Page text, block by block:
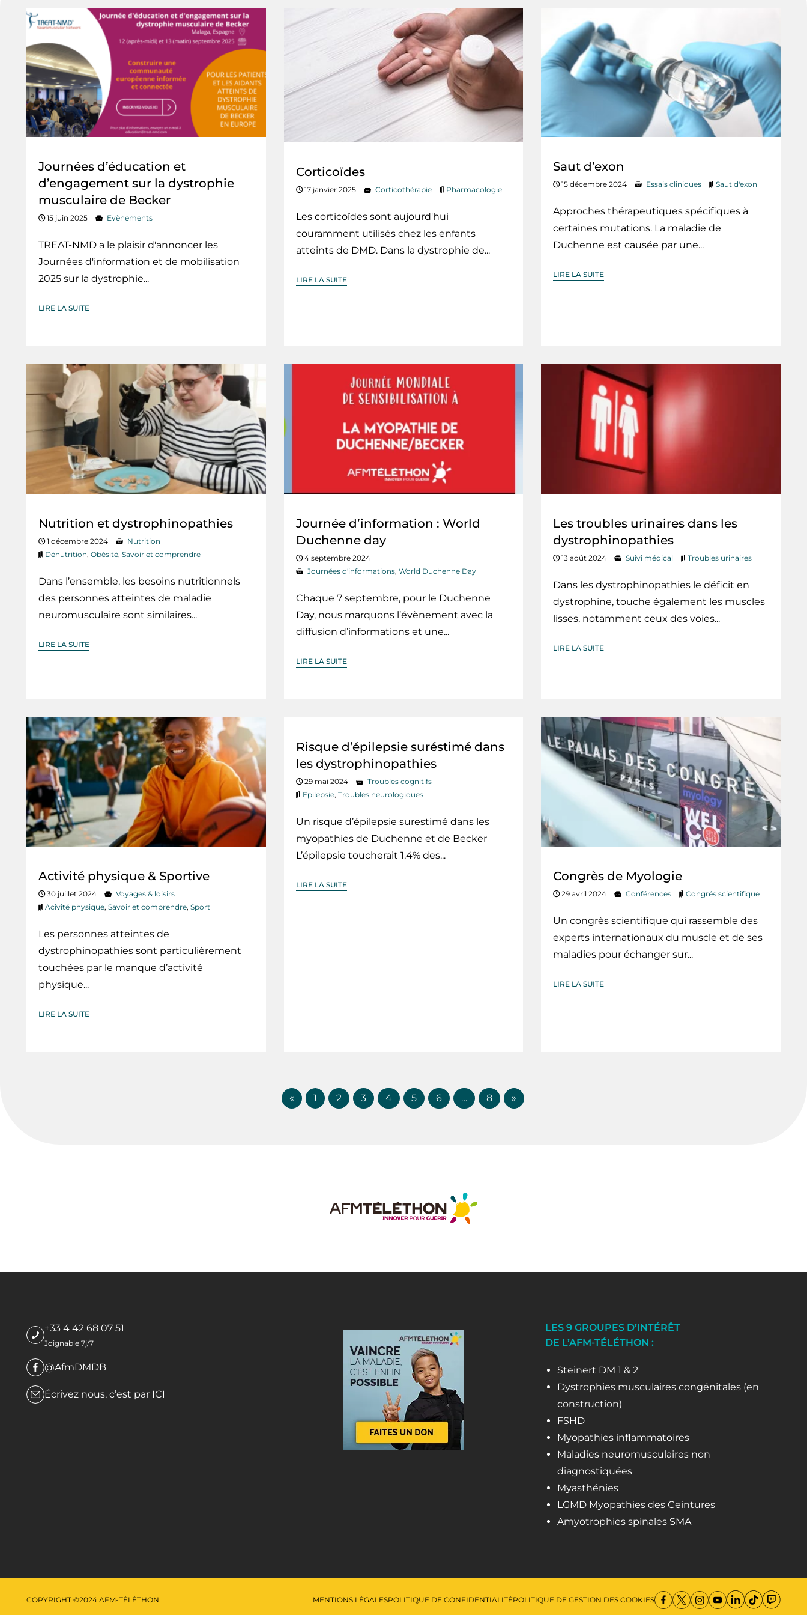
Journées d’éducation et
d’engagement sur la dystrophie
musculaire de Becker
15 juin 2025 Evènements
TREAT-NMD a le plaisir d'annoncer les
Journées d'information et de mobilisation
2025 sur la dystrophie...
LIRE LA SUITE
Corticoïdes
17 janvier 2025 Corticothérapie Pharmacologie
Les corticoïdes sont aujourd'hui
couramment utilisés chez les enfants
atteints de DMD. Dans la dystrophie de...
LIRE LA SUITE
Saut d’exon
15 décembre 2024 Essais cliniques Saut d'exon
Approches thérapeutiques spécifiques à
certaines mutations. La maladie de
Duchenne est causée par une...
LIRE LA SUITE
Nutrition et dystrophinopathies
1 décembre 2024
Nutrition
Dénutrition, Obésité, Savoir et comprendre
Dans l’ensemble, les besoins nutritionnels
des personnes atteintes de maladie
neuromusculaire sont similaires...
LIRE LA SUITE
Journée d’information : World
Duchenne day
4 septembre 2024
Journées d'informations, World Duchenne Day
Chaque 7 septembre, pour le Duchenne
Day, nous marquons l’évènement avec la
diffusion d’informations et une...
LIRE LA SUITE
Les troubles urinaires dans les
dystrophinopathies
13 août 2024 Suivi médical Troubles urinaires
Dans les dystrophinopathies le déficit en
dystrophine, touche également les muscles
lisses, notamment ceux des voies...
LIRE LA SUITE
Activité physique & Sportive
30 juillet 2024
Voyages & loisirs
Acivité physique, Savoir et comprendre, Sport
Les personnes atteintes de
dystrophinopathies sont particulièrement
touchées par le manque d’activité
physique...
LIRE LA SUITE
Risque d’épilepsie suréstimé dans
les dystrophinopathies
29 mai 2024
Troubles cognitifs
Epilepsie, Troubles neurologiques
Un risque d’épilepsie surestimé dans les
myopathies de Duchenne et de Becker
L’épilepsie toucherait 1,4% des...
LIRE LA SUITE
Congrès de Myologie
29 avril 2024 Conférences Congrés scientifique
Un congrès scientifique qui rassemble des
experts internationaux du muscle et de ses
maladies pour échanger sur...
LIRE LA SUITE
« 1 2 3 4 5 6 … 8 »
+33 4 42 68 07 51
Joignable 7j/7
@AfmDMDB
Écrivez nous, c’est par ICI
LES 9 GROUPES D’INTÉRÊT
DE L’AFM-TÉLÉTHON :
Steinert DM 1 & 2
Dystrophies musculaires congénitales (en
construction)
FSHD
Myopathies inflammatoires
Maladies neuromusculaires non
diagnostiquées
Myasthénies
LGMD Myopathies des Ceintures
Amyotrophies spinales SMA
COPYRIGHT ©2024 AFM-TÉLÉTHON MENTIONS LÉGALESPOLITIQUE DE CONFIDENTIALITÉPOLITIQUE DE GESTION DES COOKIES